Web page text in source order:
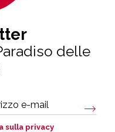
delle
sulla privacy